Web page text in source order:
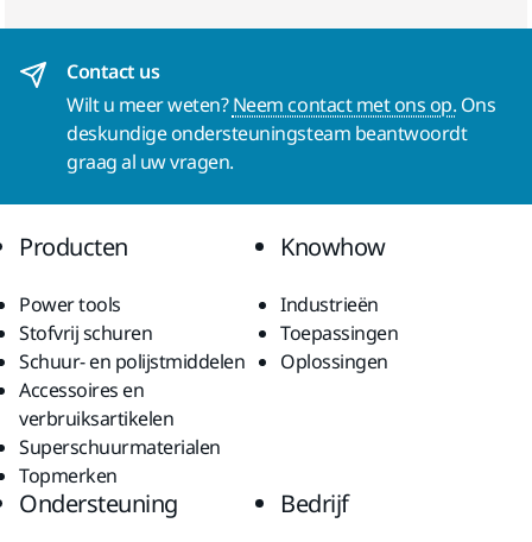
Contact us
Wilt u meer weten?Neem contact met ons op. Ons
deskundige ondersteuningsteam beantwoordt
graag al uw vragen.
Producten
Power tools
Stofvrij schuren
Schuur- en polijstmiddelen
Accessoires en
verbruiksartikelen
Superschuurmaterialen
Topmerken
Knowhow
Industrieën
Toepassingen
Oplossingen
Ondersteuning Bedrijf